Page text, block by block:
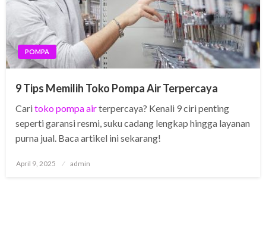
POMPA
9 Tips Memilih Toko Pompa Air Terpercaya
Caritoko pompa airterpercaya? Kenali 9 ciri penting
seperti garansi resmi, suku cadang lengkap hingga layanan
purna jual. Baca artikel ini sekarang!
Posted
April 9, 2025 admin